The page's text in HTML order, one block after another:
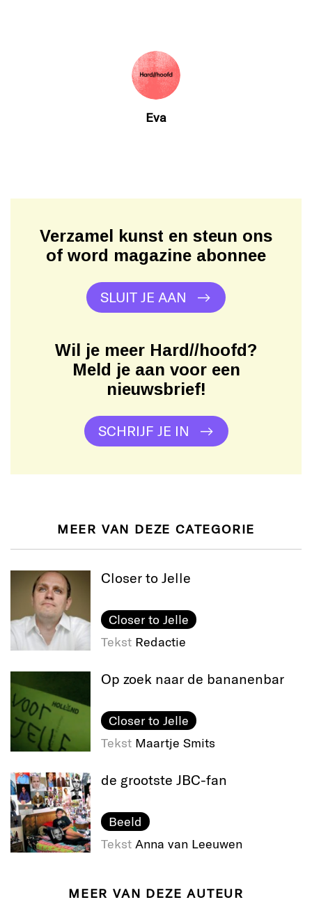
Eva
Verzamel kunst en steun ons
of word magazine abonnee
SLUIT JE AAN
Wil je meer Hard//hoofd?
Meld je aan voor een
nieuwsbrief!
SCHRIJF JE IN
MEER VAN DEZE CATEGORIE
Closer to Jelle
Closer to Jelle
Tekst Redactie
Op zoek naar de bananenbar
Closer to Jelle
Tekst Maartje Smits
de grootste JBC-fan
Beeld
Tekst Anna van Leeuwen
MEER VAN DEZE AUTEUR